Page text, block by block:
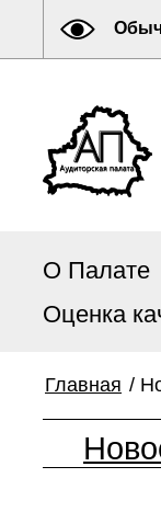
О Палате
Оценка
Главная /